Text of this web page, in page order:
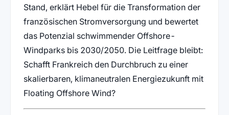
Stand, erklärt Hebel für die Transformation der
französischen Stromversorgung und bewertet
das Potenzial schwimmender Offshore-
Windparks bis 2030/2050. Die Leitfrage bleibt:
Schafft Frankreich den Durchbruch zu einer
skalierbaren, klimaneutralen Energiezukunft mit
Floating Offshore Wind?